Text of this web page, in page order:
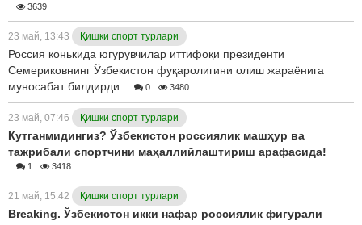
3639
23 май, 13:43 Қишки спорт турлари
Россия конькида югурувчилар иттифоқи президенти
Семериковнинг Ўзбекистон фуқаролигини олиш жараёнига
муносабат билдирди
0 3480
23 май, 07:46 Қишки спорт турлари
Кутганмидингиз? Ўзбекистон россиялик машҳур ва
тажрибали спортчини маҳаллийлаштириш арафасида!
1 3418
21 май, 15:42 Қишки спорт турлари
Breaking. Ўзбекистон икки нафар россиялик фигурали